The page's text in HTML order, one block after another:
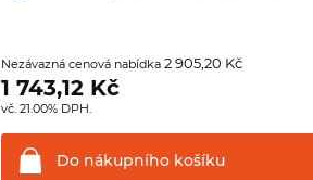
Nezávazná cenová nabídka2 905,20 Kč
1 743,12 Kč
vč. 21.00% DPH.
Do nákupního košíku